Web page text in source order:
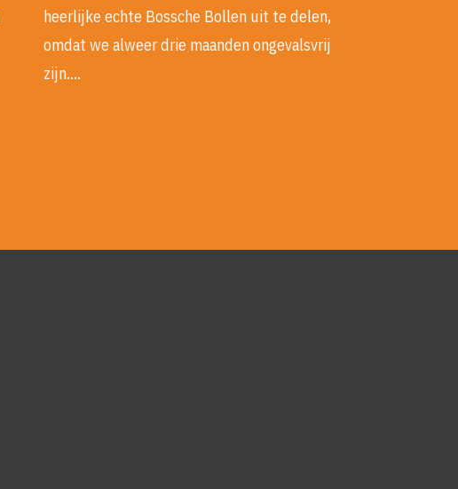
heerlijke echte Bossche Bollen uit te delen,
omdat we alweer drie maanden ongevalsvrij
zijn.…